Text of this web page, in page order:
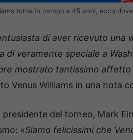
torna in campo a 45 anni, ecco
di aver ricevuto una
di veramente speciale a
mostrato tantissimo affetto
Venus Williams in una nota
presidente del torneo, Mark
«Siamo felicissimi che